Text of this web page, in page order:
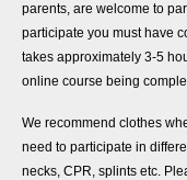
parents, are welcome to
participate you must have
takes approximately 3-5
online course being
We recommend clothes
need to participate in
necks, CPR, splints etc.